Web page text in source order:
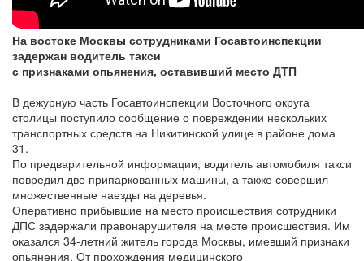
На востоке Москвы сотрудниками Госавтоинспекции
задержан водитель такси
с признаками опьянения, оставивший место ДТП
В дежурную часть Госавтоинспекции Восточного округа
столицы поступило сообщение о повреждении нескольких
транспортных средств на Никитинской улице в районе дома
31.
По предварительной информации, водитель автомобиля такси
повредил две припаркованных машины, а также совершил
множественные наезды на деревья.
Оперативно прибывшие на место происшествия сотрудники
ДПС задержали правонарушителя на месте происшествия. Им
оказался 34-летний житель города Москвы, имевший признаки
опьянения. От прохождения медицинского